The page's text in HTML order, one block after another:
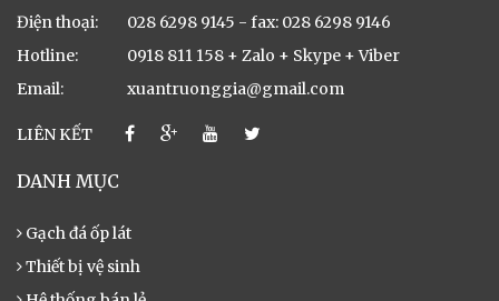
Điện thoại:
028 6298 9145 - fax: 028 6298 9146
Hotline:
0918 811 158 + Zalo + Skype + Viber
Email:
xuantruonggia@gmail.com
LIÊN KẾT
DANH MỤC
Gạch đá ốp lát
Thiết bị vệ sinh